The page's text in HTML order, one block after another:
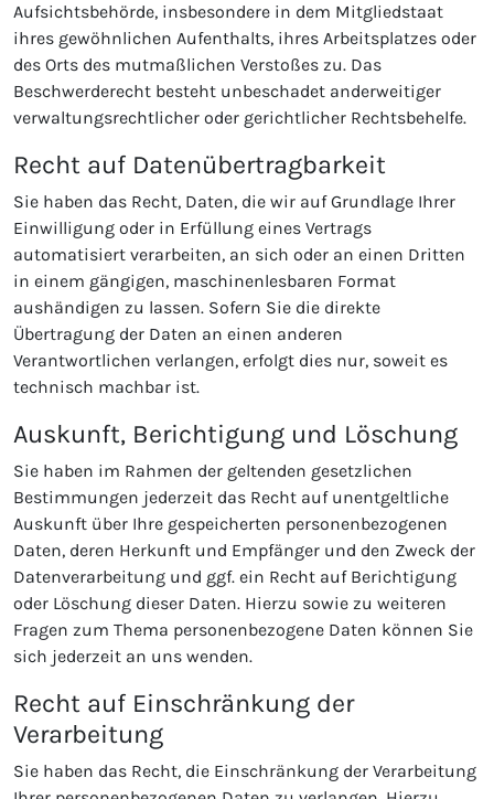
Aufsichtsbehörde, insbesondere in dem Mitgliedstaat
ihres gewöhnlichen Aufenthalts, ihres Arbeitsplatzes oder
des Orts des mutmaßlichen Verstoßes zu. Das
Beschwerderecht besteht unbeschadet anderweitiger
verwaltungsrechtlicher oder gerichtlicher Rechtsbehelfe.
Recht auf Daten­übertrag­barkeit
Sie haben das Recht, Daten, die wir auf Grundlage Ihrer
Einwilligung oder in Erfüllung eines Vertrags
automatisiert verarbeiten, an sich oder an einen Dritten
in einem gängigen, maschinenlesbaren Format
aushändigen zu lassen. Sofern Sie die direkte
Übertragung der Daten an einen anderen
Verantwortlichen verlangen, erfolgt dies nur, soweit es
technisch machbar ist.
Auskunft, Berichtigung und Löschung
Sie haben im Rahmen der geltenden gesetzlichen
Bestimmungen jederzeit das Recht auf unentgeltliche
Auskunft über Ihre gespeicherten personenbezogenen
Daten, deren Herkunft und Empfänger und den Zweck der
Datenverarbeitung und ggf. ein Recht auf Berichtigung
oder Löschung dieser Daten. Hierzu sowie zu weiteren
Fragen zum Thema personenbezogene Daten können Sie
sich jederzeit an uns wenden.
Recht auf Einschränkung der
Verarbeitung
Sie haben das Recht, die Einschränkung der Verarbeitung